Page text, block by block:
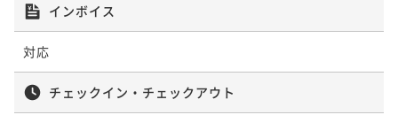
インボイス
対応
チェックイン・チェックアウト